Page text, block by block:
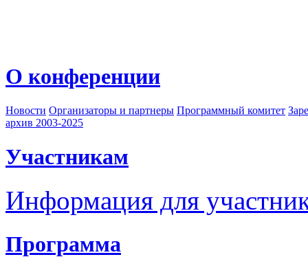
О конференции
Новости Организаторы и партнеры Программный комитет
архив 2003-2025
Участникам
Информация для
Программа